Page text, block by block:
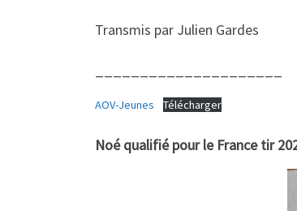
Transmis par Julien Gardes
AOV-Jeunes Télécharger
Noé qualifié pour le France tir